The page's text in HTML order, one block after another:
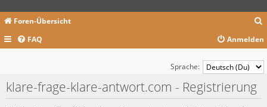
Foren-Übersicht
c
FAQ Anmelden
Sprache:
klare-frage-klare-antwort.com - Registrierung